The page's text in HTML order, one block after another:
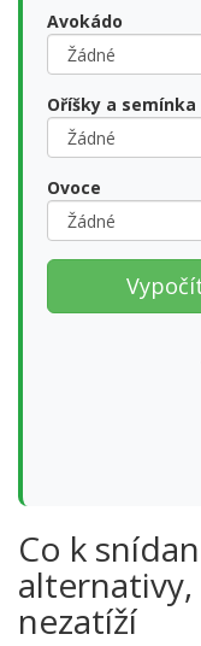
Avokádo
Oříšky a semínka
Ovoce
Co k
alternativy,
nezatíží